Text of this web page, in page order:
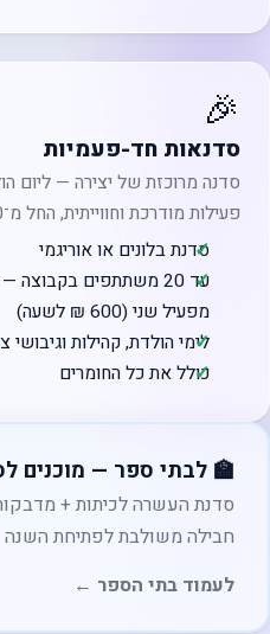
🎉
סדנאות חד-פעמיות
סדנה מרוכזת של יצירה — ליום
פעילות מודרכת וחווייתית, החל מ־800 ₪.
סדנת בלונים או אוריגמי
עד 20 משתתפים בקבוצה
מפעיל שני (600 ₪ לשעה)
לימי הולדת, קהילות וגיבושי
כולל את כל החומרים
🏫 לבתי ספר — מוכנים
סדנת העשרה לכיתות +
חבילה משולבת לפתיחת השנה
לעמוד בתי הספר ←